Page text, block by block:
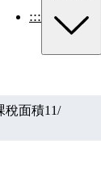
:::
面積11/